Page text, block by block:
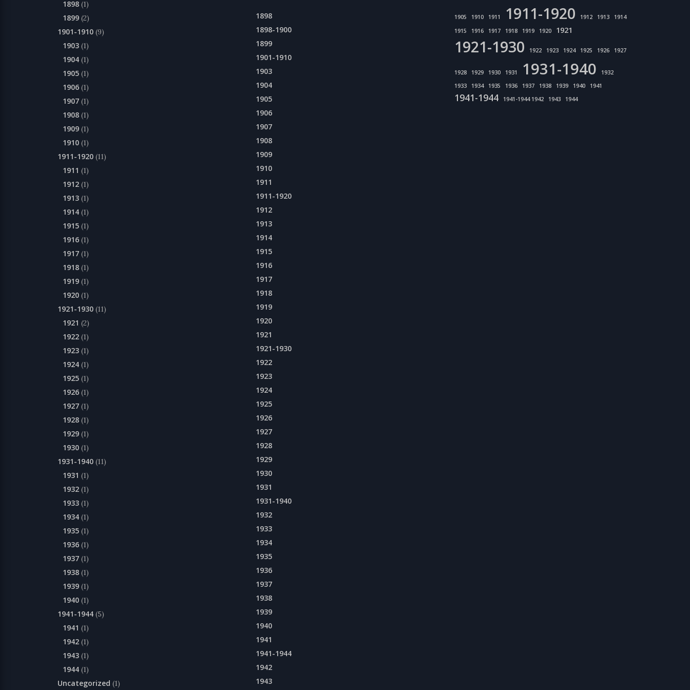
1898 (1)
1899 (2)
1901-1910 (9)
1903 (1)
1904 (1)
1905 (1)
1906 (1)
1907 (1)
1908 (1)
1909 (1)
1910 (1)
1911-1920 (11)
1911 (1)
1912 (1)
1913 (1)
1914 (1)
1915 (1)
1916 (1)
1917 (1)
1918 (1)
1919 (1)
1920 (1)
1921-1930 (11)
1921 (2)
1922 (1)
1923 (1)
1924 (1)
1925 (1)
1926 (1)
1927 (1)
1928 (1)
1929 (1)
1930 (1)
1931-1940 (11)
1931 (1)
1932 (1)
1933 (1)
1934 (1)
1935 (1)
1936 (1)
1937 (1)
1938 (1)
1939 (1)
1940 (1)
1941-1944 (5)
1941 (1)
1942 (1)
1943 (1)
1944 (1)
Uncategorized (1)
1898
1898-1900
1899
1901-1910
1903
1904
1905
1906
1907
1908
1909
1910
1911
1911-1920
1912
1913
1914
1915
1916
1917
1918
1919
1920
1921
1921-1930
1922
1923
1924
1925
1926
1927
1928
1929
1930
1931
1931-1940
1932
1933
1934
1935
1936
1937
1938
1939
1940
1941
1941-1944
1942
1943
1905 1910 1911 1911-1920 1912 1913
1914
1915
1916 1917 1918 1919 1920 1921
1921-1930 1922 1923 1924 1925 1926 1927
1928 1929 1930 1931 1931-1940
1932
1933
1934 1935 1936 1937 1938 1939 1940 1941
1941-1944 1941-1944 1942 1943 1944